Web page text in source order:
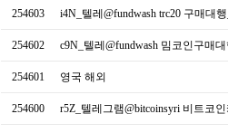
254603 i4N_텔레@fundwash trc20 구매대
254602 c9N_텔레@fundwash 밈코인구매
254601 영국 해외
254600 r5Z_텔레그램@bitcoinsyri 비트코